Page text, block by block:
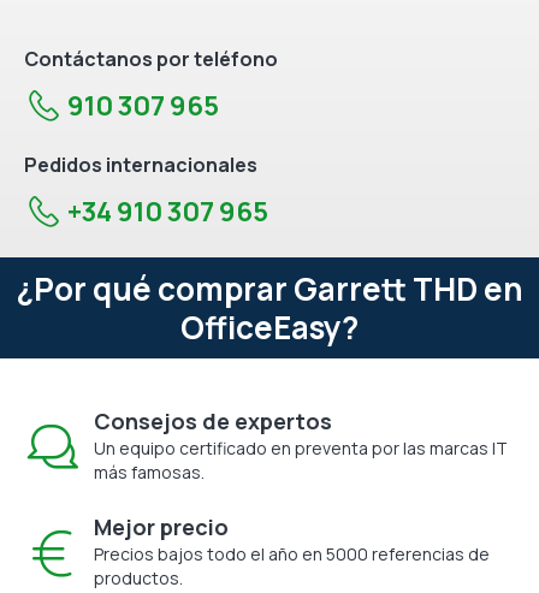
Contáctanos por teléfono
910 307 965
Pedidos internacionales
+34 910 307 965
¿Por qué comprar Garrett THD en
OfficeEasy?
Consejos de expertos
Un equipo certificado en preventa por las marcas IT
más famosas.
Mejor precio
Precios bajos todo el año en 5000 referencias de
productos.